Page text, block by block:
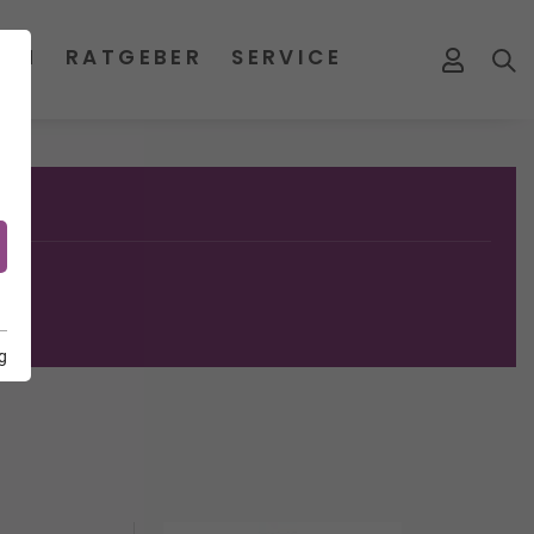
RATGEBER SERVICE